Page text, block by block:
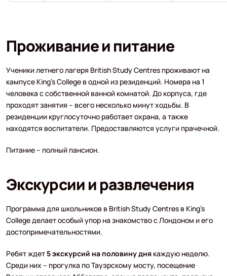
Проживание и питание
Ученики летнего лагеря British Study Centres проживают на
кампусе King's College в одной из резиденций. Номера на 1
человека с собственной ванной комнатой. До корпуса, где
проходят занятия – всего несколько минут ходьбы. В
резиденции круглосуточно работает охрана, а также
находятся воспитатели. Предоставляются услуги прачечной.
Питание – полный пансион.
Экскурсии и развлечения
Программа для школьников в British Study Centres в King's
College делает особый упор на знакомство с Лондоном и его
достопримечательностями.
Ребят ждет 5 экскурсий на половину днякаждую неделю.
Среди них – прогулка по Тауэрскому мосту, посещение